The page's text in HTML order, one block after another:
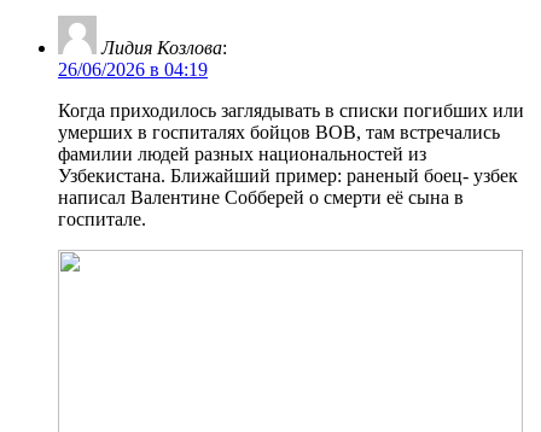
Лидия Козлова:
26/06/2026 в 04:19
Когда приходилось заглядывать в списки погибших или
умерших в госпиталях бойцов ВОВ, там встречались
фамилии людей разных национальностей из
Узбекистана. Ближайший пример: раненый боец- узбек
написал Валентине Собберей о смерти её сына в
госпитале.